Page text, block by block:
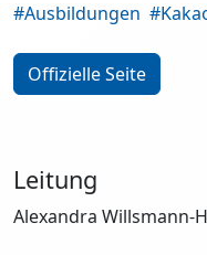
#Ausbildungen
Offizielle Seite
Leitung
Alexandra Willsmann-